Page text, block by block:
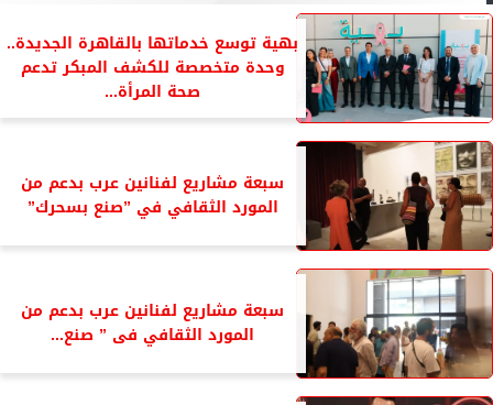
بهية توسع خدماتها بالقاهرة الجديدة..
وحدة متخصصة للكشف المبكر تدعم
صحة المرأة...
سبعة مشاريع لفنانين عرب بدعم من
المورد الثقافي في ”صنع بسحرك”
سبعة مشاريع لفنانين عرب بدعم من
المورد الثقافي فى ” صنع...